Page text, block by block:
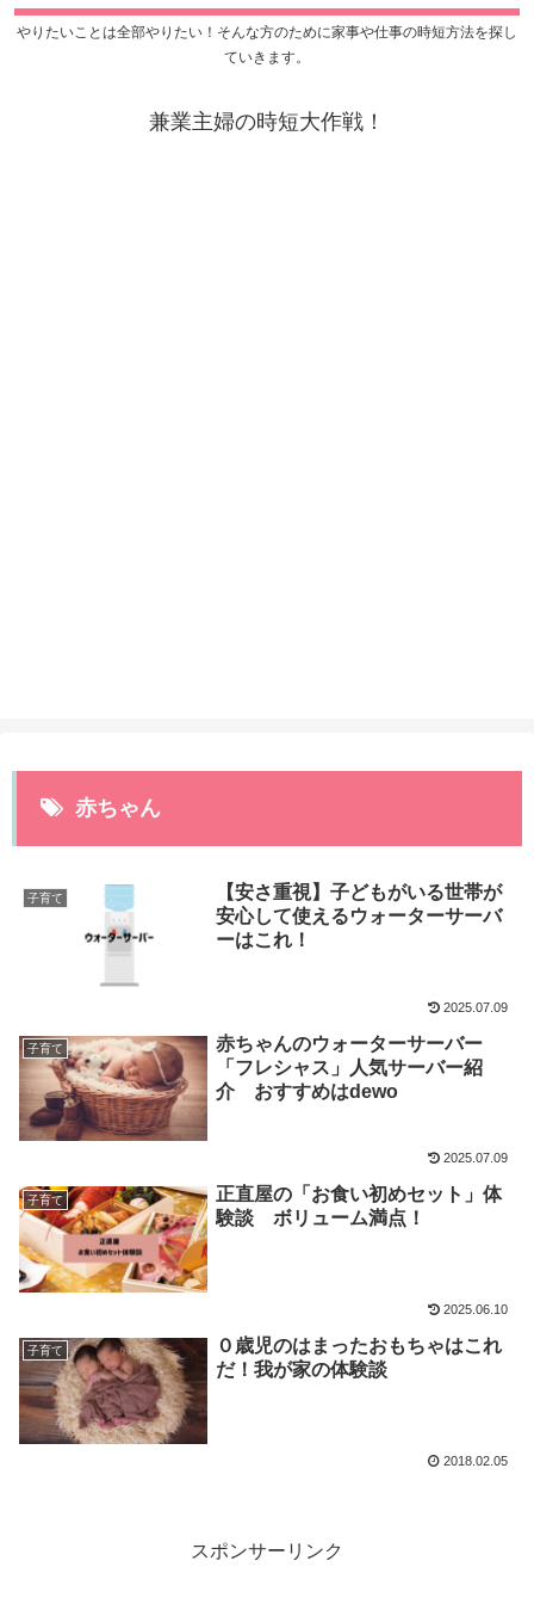
やりたいことは全部やりたい！そんな方のために家事や仕事の時短方法を探し
ていきます。
兼業主婦の時短大作戦！
赤ちゃん
子育て
【安さ重視】子どもがいる世帯が
安心して使えるウォーターサーバ
ーはこれ！
2025.07.09
子育て
赤ちゃんのウォーターサーバー
「フレシャス」人気サーバー紹
介 おすすめはdewo
2025.07.09
子育て
正直屋の「お食い初めセット」体
験談 ボリューム満点！
2025.06.10
子育て
０歳児のはまったおもちゃはこれ
だ！我が家の体験談
2018.02.05
スポンサーリンク